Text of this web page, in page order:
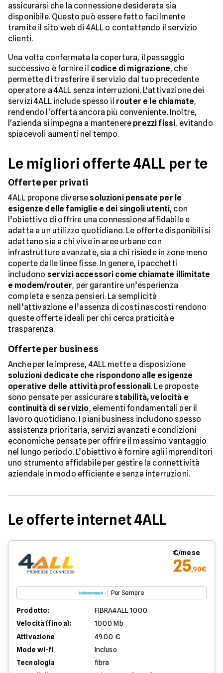
assicurarsi che la connessione desiderata sia
disponibile. Questo può essere fatto facilmente
tramite il sito web di 4ALL o contattando il servizio
clienti.
Una volta confermata la copertura, il passaggio
successivo è fornire il codice di migrazione, che
permette di trasferire il servizio dal tuo precedente
operatore a 4ALL senza interruzioni. L'attivazione dei
servizi 4ALL include spesso il router e le chiamate,
rendendo l'offerta ancora più conveniente. Inoltre,
l'azienda si impegna a mantenere prezzi fissi, evitando
spiacevoli aumenti nel tempo.
Le migliori offerte 4ALL per te
Offerte per privati
4ALL propone diverse soluzioni pensate per le
esigenze delle famiglie e dei singoli utenti, con
l’obiettivo di offrire una connessione affidabile e
adatta a un utilizzo quotidiano. Le offerte disponibili si
adattano sia a chi vive in aree urbane con
infrastrutture avanzate, sia a chi risiede in zone meno
coperte dalle linee fisse. In genere, i pacchetti
includono servizi accessori come chiamate illimitate
e modem/router, per garantire un’esperienza
completa e senza pensieri. La semplicità
nell’attivazione e l’assenza di costi nascosti rendono
queste offerte ideali per chi cerca praticità e
trasparenza.
Offerte per business
Anche per le imprese, 4ALL mette a disposizione
soluzioni dedicate che rispondono alle esigenze
operative delle attività professionali. Le proposte
sono pensate per assicurare stabilità, velocità e
continuità di servizio, elementi fondamentali per il
lavoro quotidiano. I piani business includono spesso
assistenza prioritaria, servizi avanzati e condizioni
economiche pensate per offrire il massimo vantaggio
nel lungo periodo. L’obiettivo è fornire agli imprenditori
uno strumento affidabile per gestire la connettività
aziendale in modo efficiente e senza interruzioni.
Le offerte internet 4ALL
€/mese
25,90€
Per Sempre
Prodotto:
FIBRA4ALL 1000
Velocità (fino a):
1000 Mb
Attivazione
49.00 €
Mode wi-fi
Incluso
Tecnologia
fibra